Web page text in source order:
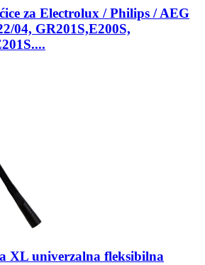
za Electrolux / Philips / AEG
04, GR201S,E200S,
XL univerzalna fleksibilna